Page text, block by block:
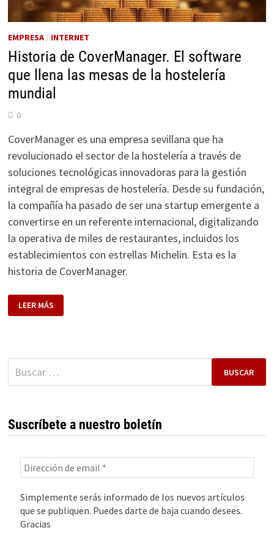
EMPRESA/ INTERNET
Historia de CoverManager. El software
que llena las mesas de la hostelería
mundial
0
CoverManager es una empresa sevillana que ha
revolucionado el sector de la hostelería a través de
soluciones tecnológicas innovadoras para la gestión
integral de empresas de hostelería. Desde su fundación,
la compañía ha pasado de ser una startup emergente a
convertirse en un referente internacional, digitalizando
la operativa de miles de restaurantes, incluidos los
establecimientos con estrellas Michelin. Esta es la
historia de CoverManager.
HISTORIA
DE
COVERMANAGER.
LAS
MESAS
DE
LA
LEER MÁS
Buscar:
Suscríbete a nuestro boletín
Simplemente serás informado de los nuevos artículos
que se publiquen. Puedes darte de baja cuando desees.
Gracias